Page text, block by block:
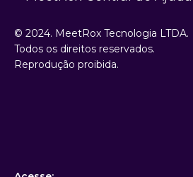
© 2024. MeetRox Tecnologia LTDA.
Todos os direitos reservados.
Reprodução proibida.